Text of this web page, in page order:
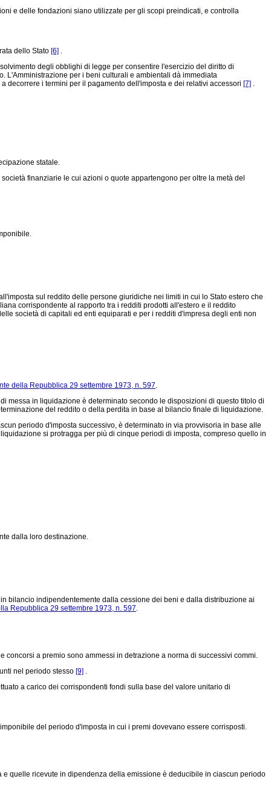
e delle fondazioni siano utilizzate per gli scopi preindicati, e controlla
dello Stato [6] .
degli obblighi di legge per consentire l'esercizio del diritto di
L'Amministrazione per i beni culturali e ambientali dà immediata
i termini per il pagamento dell'imposta e dei relativi accessori [7] .
statale.
finanziarie le cui azioni o quote appartengono per oltre la metà del
sul reddito delle persone giuridiche nei limiti in cui lo Stato estero che
corrispondente al rapporto tra i redditi prodotti all'estero e il reddito
società di capitali ed enti equiparati e per i redditi d'impresa degli enti non
della Repubblica 29 settembre 1973, n. 597.
in liquidazione è determinato secondo le disposizioni di questo titolo di
del reddito o della perdita in base al bilancio finale di liquidazione.
periodo d'imposta successivo, è determinato in via provvisoria in base alle
si protragga per più di cinque periodi di imposta, compreso quello in
dalla loro destinazione.
bilancio indipendentemente dalla cessione dei beni e dalla distribuzione ai
Repubblica 29 settembre 1973, n. 597.
a premio sono ammessi in detrazione a norma di successivi commi.
nel periodo stesso [9] .
a carico dei corrispondenti fondi sulla base del valore unitario di
del periodo d'imposta in cui i premi dovevano essere corrisposti.
quelle ricevute in dipendenza della emissione è deducibile in ciascun periodo